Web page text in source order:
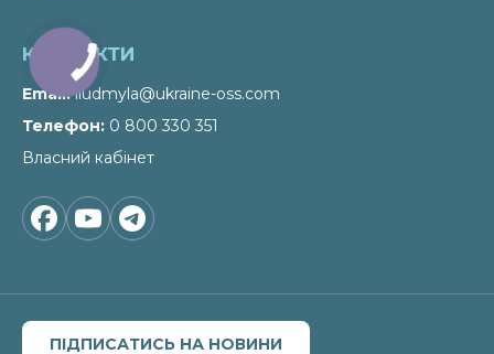
КОНТАКТИ
Email liudmyla@ukraine-oss.com
Телефон 0 800 330 351
Власний кабінет
ПІДПИСАТИСЬ НА НОВИНИ